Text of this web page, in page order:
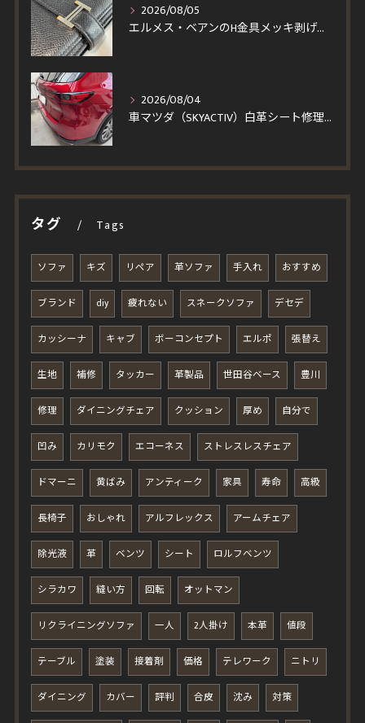
2026/08/05
エルメス・ベアンのH金具メッキ剥げを修理！一度縫製を解いて仕上げる輝く再メッキと角スレ・コバ修復事例
2026/08/04
車マツダ（SKYACTIV）白革シート修理｜汚れを落とそうとしてベタついた座面・パンチングレザーの塗装再生事例
タグ Tags
ソファ キズ リペア 革ソファ 手入れ おすすめ
ブランド diy 疲れない スネークソファ デセデ
カッシーナ キャブ ボーコンセプト エルポ 張替え
生地 補修 タッカー 革製品 世田谷ベース 豊川
修理 ダイニングチェア クッション 厚め 自分で
凹み カリモク エコーネス ストレスレスチェア
ドマーニ 黄ばみ アンティーク 家具 寿命 高級
長椅子 おしゃれ アルフレックス アームチェア
除光液 革 ベンツ シート ロルフベンツ
シラカワ 縫い方 回転 オットマン
リクライニングソファ 一人 2人掛け 本革 値段
テーブル 塗装 接着剤 価格 テレワーク ニトリ
ダイニング カバー 評判 合皮 沈み 対策